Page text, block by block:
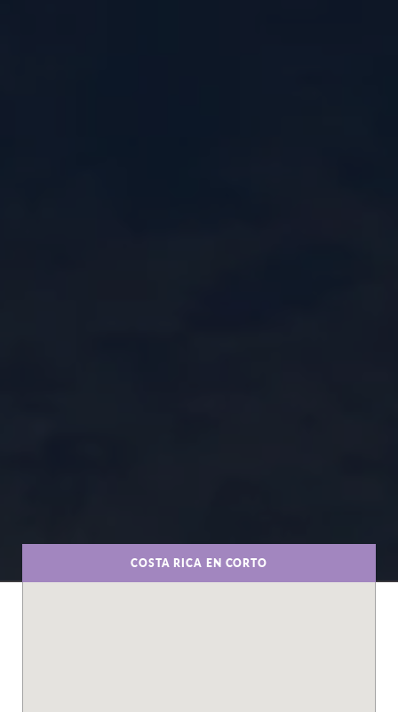
COSTA RICA EN CORTO